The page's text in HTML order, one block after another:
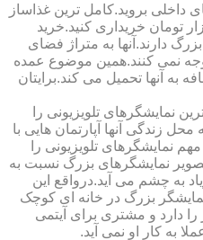
داخلی بروید.کامل ترین غذاساز
را می توانید با حدود 100 هزار تومان خریداری کنید.خرید
دارند.آنها به متراژ فضای
نمی کنند.همین موضوع عمده
به آنها تحمیل می کند.برایتان
نمایشگرهای تلویزیونی را
زندگی آنها آپارتمان هایی با
نمایشگرهای تلویزیونی را
نمایشگرهای بزرگ نسبت به
به چشم می آید.درواقع این
بزرگ در خانه ای کوچک
دارد و مشتری برای آیتمی
به کار او نمی آید.